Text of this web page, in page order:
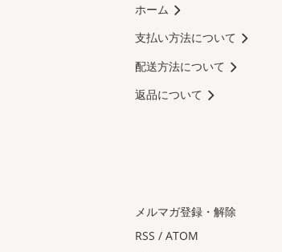
ホーム
支払い方法について
配送方法について
返品について
メルマガ登録・解除
RSS / ATOM